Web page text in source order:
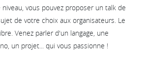
vous pouvez proposer un talk de
de votre choix aux organisateurs. Le
Venez parler d'un langage, une
un projet... qui vous passionne !